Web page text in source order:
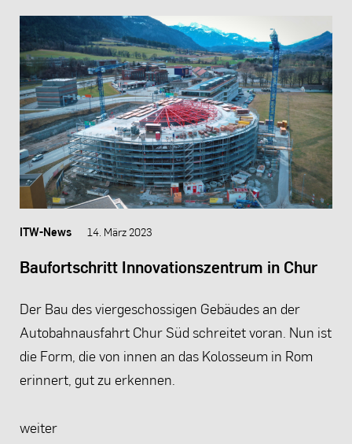
ITW-News 14. März 2023
Baufortschritt Innovationszentrum in Chur
Der Bau des viergeschossigen Gebäudes an der
Autobahnausfahrt Chur Süd schreitet voran. Nun ist
die Form, die von innen an das Kolosseum in Rom
erinnert, gut zu erkennen.
weiter